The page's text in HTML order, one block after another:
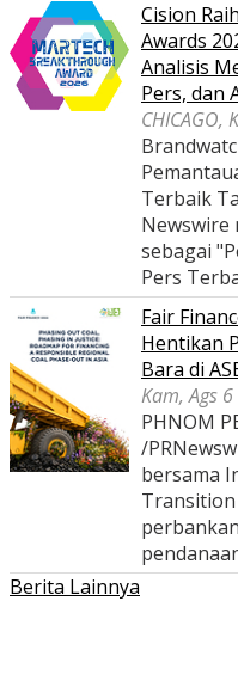
Cision
Awards
Analisis
Pers, dan
CHICAGO,
Terbaik
sebagai
Pers
Fair
Hentikan
Bara di
Kam, Ags
PHNOM
/
bersama
Transition
Berita Lainnya